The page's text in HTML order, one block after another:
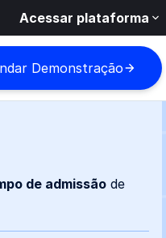
Acessar plataforma
Demonstração
de admissão de